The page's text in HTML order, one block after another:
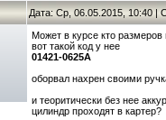
Дата: Ср, 06.05.2015, 10:40 |
Может в курсе кто
вот такой код у нее
01421-0625A
оборвал нахрен своими
и теоритически без нее
цилиндр проходят в картер?